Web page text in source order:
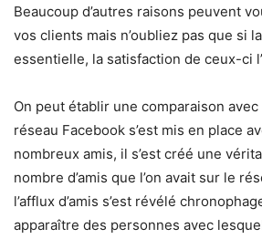
Beaucoup d’autres raisons peuvent
vos clients mais n’oubliez pas que si
essentielle, la satisfaction de ceux-ci
On peut établir une comparaison
réseau Facebook s’est mis en place
nombreux amis, il s’est créé une
nombre d’amis que l’on avait sur le
l’afflux d’amis s’est révélé
apparaître des personnes avec